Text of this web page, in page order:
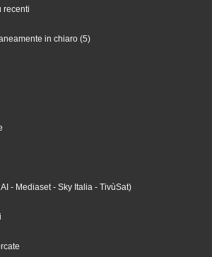
recenti
in chiaro (5)
- Mediaset- Sky Italia - TivùSat)